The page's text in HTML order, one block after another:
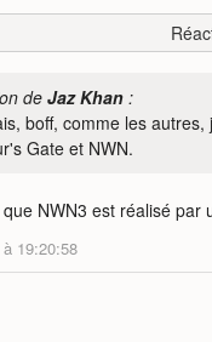
deJaz Khan :
boff, comme les
Gate et NWN.
NWN3 est réalisé par
19:20:58